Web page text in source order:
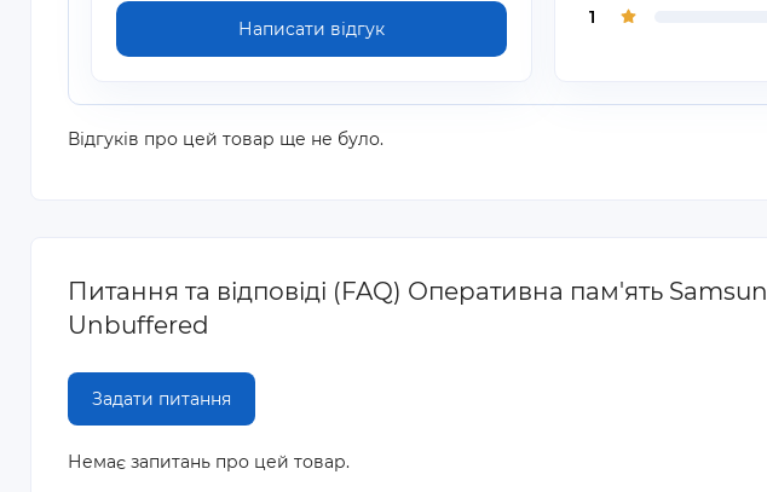
Написати відгук
1
Відгуків про цей товар ще не було.
Питання та відповіді (FAQ) Оперативна пам'ять
Unbuffered
Задати питання
Немає запитань про цей товар.